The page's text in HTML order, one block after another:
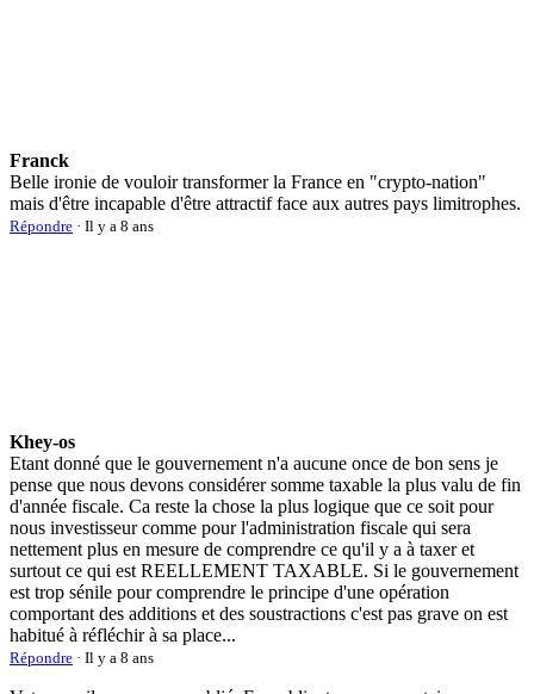
Franck
Belle ironie de vouloir transformer la France en "crypto-nation"
mais d'être incapable d'être attractif face aux autres pays limitrophes.
Répondre · Il y a 8 ans
Khey-os
Etant donné que le gouvernement n'a aucune once de bon sens je
pense que nous devons considérer somme taxable la plus valu de fin
d'année fiscale. Ca reste la chose la plus logique que ce soit pour
nous investisseur comme pour l'administration fiscale qui sera
nettement plus en mesure de comprendre ce qu'il y a à taxer et
surtout ce qui est REELLEMENT TAXABLE. Si le gouvernement
est trop sénile pour comprendre le principe d'une opération
comportant des additions et des soustractions c'est pas grave on est
habitué à réfléchir à sa place...
Répondre · Il y a 8 ans